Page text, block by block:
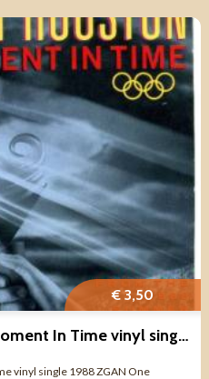
€ 3,50
Whitney Houston One Moment In Time vinyl single 1988 ZGAN
vinyl single 1988 ZGAN One